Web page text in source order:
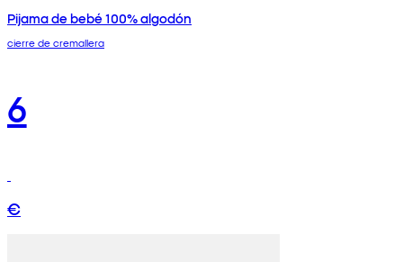
Pijama de bebé 100% algodón
cierre de cremallera
6
€